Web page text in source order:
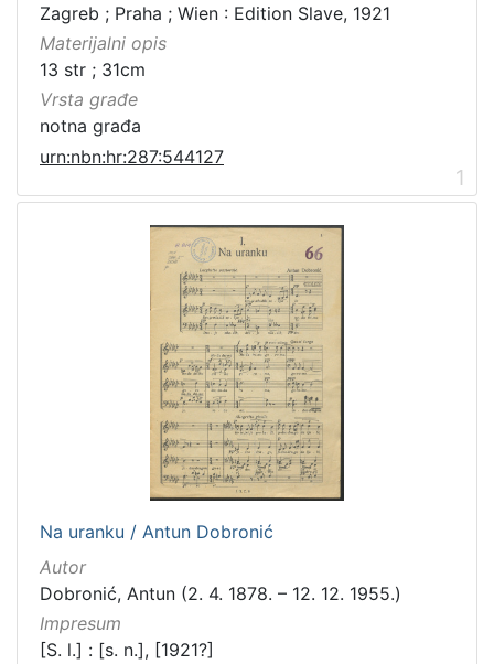
Zagreb ; Praha ; Wien : Edition Slave, 1921
Materijalni opis
13 str ; 31cm
Vrsta građe
notna građa
urn:nbn:hr:287:544127
1
Na uranku / Antun Dobronić
Autor
Dobronić, Antun (2. 4. 1878. – 12. 12. 1955.)
Impresum
[S. l.] : [s. n.], [1921?]